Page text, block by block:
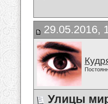
29.05.2016,
Улицы